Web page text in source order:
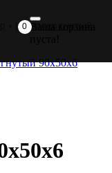
0 Ваша корзина
Швеллер гнутый